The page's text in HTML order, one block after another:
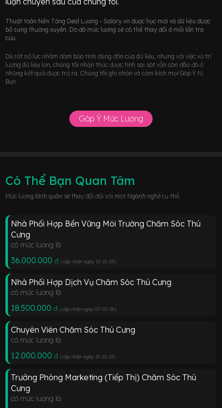
Thuật toán Nền Tảng Deal Lương - Salary.vn được học mới và dữ liệu được
bổ sung thường xuyên. Do đó mức lương sẽ có thể thay đổi ở mỗi lần tra
cứu.
Dù rất nổ lực nhằm đảm bảo tính đúng đắn của dữ liệu, nhưng với việc xử trí
lượng dữ liệu lớn, chúng tôi nhận thức được tính sai sót vẫn còn đâu đó ở
những kết quả được trả ra. Chúng tôi ghi nhận và cảm kích mọi Góp Ý từ
Bạn.
Góp Ý Mức Lương
Có Thể Bạn Quan Tâm
Mức lương bình quân sẽ thay đổi đối với một Ngành nghề cụ thể.
Nhà Phối Hợp Bền Vững Môi Trường Chăm Sóc Thú
Cưng
có mức lương là
36.000.000 đ (cập nhật ngày 15-10-23)
Nhà Phối Hợp Dịch Vụ Chăm Sóc Thú Cưng
có mức lương là
18.500.000 đ (cập nhật ngày 07-02-26)
Chuyên Viên Chăm Sóc Thú Cưng
có mức lương là
12.000.000 đ (cập nhật ngày 15-10-23)
Trưởng Phòng Marketing (Tiếp Thị) Chăm Sóc Thú
Cưng
có mức lương là